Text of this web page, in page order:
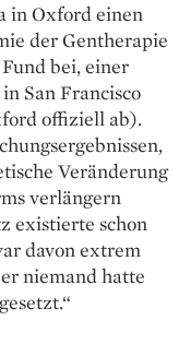
in Oxford einen
der Gentherapie
bei, einer
San Francisco
offiziell ab).
Veränderung
verlängern
existierte schon
davon extrem
niemand hatte